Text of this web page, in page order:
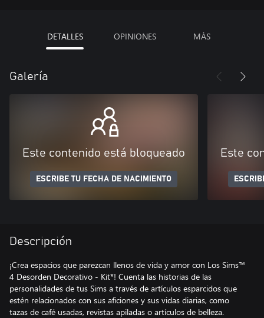
DETALLES OPINIONES MÁS
Galería
Este contenido está bloqueado
ESCRIBE TU FECHA DE NACIMIENTO
Este
Descripción
¡Crea espacios que parezcan llenos de vida y amor con Los Sims™
4 Desorden Decorativo - Kit*! Cuenta las historias de las
personalidades de tus Sims a través de artículos esparcidos que
estén relacionados con sus aficiones y sus vidas diarias, como
tazas de café usadas, revistas apiladas o artículos de belleza.